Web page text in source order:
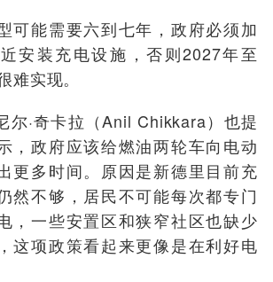
可能需要六到七年，政府必须加
安装充电设施，否则2027年至
实现。
尔·奇卡拉（Anil Chikkara）也提
，政府应该给燃油两轮车向电动
更多时间。原因是新德里目前充
然不够，居民不可能每次都专门
，一些安置区和狭窄社区也缺少
这项政策看起来更像是在利好电